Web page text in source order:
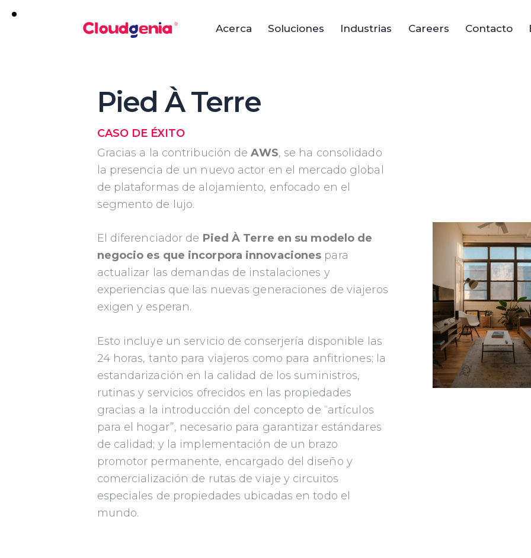
Acerca Soluciones Industrias Careers Contacto
Pied À Terre
CASO DE ÉXITO
Gracias a la contribución deAWS, se ha consolidado
la presencia de un nuevo actor en el mercado global
de plataformas de alojamiento, enfocado en el
segmento de lujo.
El diferenciador de Pied À Terre en su modelo de
negocio es que incorpora innovaciones para
actualizar las demandas de instalaciones y
experiencias que las nuevas generaciones de viajeros
exigen y esperan.
Esto incluye un servicio de conserjería disponible las
24 horas, tanto para viajeros como para anfitriones; la
estandarización en la calidad de los suministros,
rutinas y servicios ofrecidos en las propiedades
gracias a la introducción del concepto de “artículos
para el hogar”, necesario para garantizar estándares
de calidad; y la implementación de un brazo
promotor permanente, encargado del diseño y
comercialización de rutas de viaje y circuitos
especiales de propiedades ubicadas en todo el
mundo.